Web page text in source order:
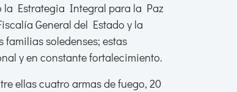
la Estrategia Integral para la Paz
General del Estado y la
soledenses; estas
y en constante fortalecimiento.
ellas cuatro armas de fuego, 20